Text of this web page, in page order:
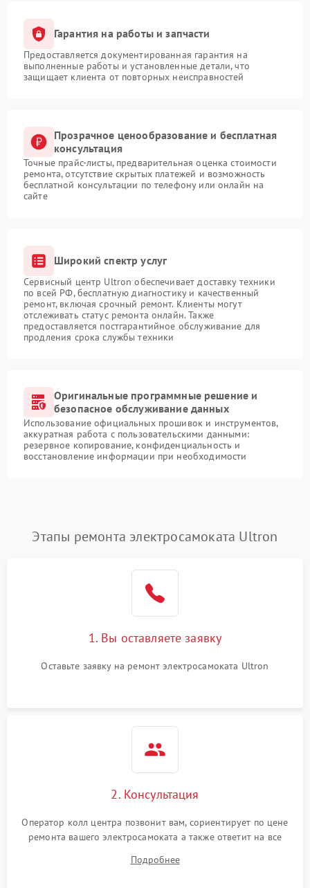
Гарантия на работы и запчасти
Предоставляется документированная гарантия на
выполненные работы и установленные детали, что
защищает клиента от повторных неисправностей
Прозрачное ценообразование и бесплатная
консультация
Точные прайс-листы, предварительная оценка стоимости
ремонта, отсутствие скрытых платежей и возможность
бесплатной консультации по телефону или онлайн на
сайте
Широкий спектр услуг
Сервисный центр Ultron обеспечивает доставку техники
по всей РФ, бесплатную диагностику и качественный
ремонт, включая срочный ремонт. Клиенты могут
отслеживать статус ремонта онлайн. Также
предоставляется постгарантийное обслуживание для
продления срока службы техники
Оригинальные программные решение и
безопасное обслуживание данных
Использование официальных прошивок и инструментов,
аккуратная работа с пользовательскими данными:
резервное копирование, конфиденциальность и
восстановление информации при необходимости
Этапы ремонта электросамоката Ultron
1. Вы оставляете заявку
Оставьте заявку на ремонт электросамоката Ultron
2. Консультация
Оператор колл центра позвонит вам, сориентирует по цене
ремонта вашего электросамоката а также ответит на все
Подробнее